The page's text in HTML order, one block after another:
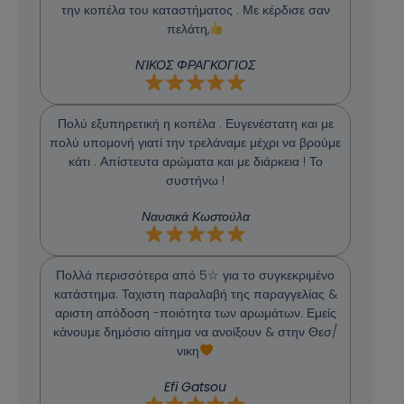
την κοπέλα του καταστήματος . Με κέρδισε σαν
πελάτη,
ΝΊΚΟΣ ΦΡΑΓΚΟΓΙΟΣ
Πολύ εξυπηρετική η κοπέλα . Ευγενέστατη και με
πολύ υπομονή γιατί την τρελάναμε μέχρι να βρούμε
κάτι . Απίστευτα αρώματα και με διάρκεια ! Το
συστήνω !
Ναυσικά Κωστούλα
Πολλά περισσότερα από 5☆ για το συγκεκριμένο
κατάστημα. Ταχιστη παραλαβή της παραγγελίας &
αριστη απόδοση -ποιότητα των αρωμάτων. Εμείς
κάνουμε δημόσιο αίτημα να ανοίξουν & στην Θεσ/
νικη
Efi Gatsou